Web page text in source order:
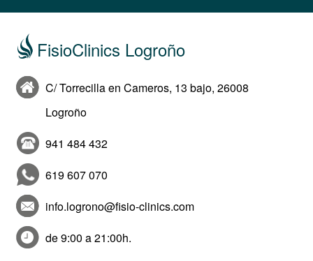
FisioClinics Logroño
C/ Torrecilla en Cameros, 13 bajo, 26008
Logroño
941 484 432
619 607 070
info.logrono@fisio-clinics.com
de 9:00 a 21:00h.